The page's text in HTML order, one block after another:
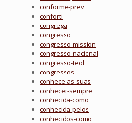
conforme-prev
conforti
congrega
congresso
congresso-mission
congresso-nacional
congresso-teol
congressos
conhece-as-suas
conhecer-sempre
conhecida-como
conhecida-pelos
conhecidos-como